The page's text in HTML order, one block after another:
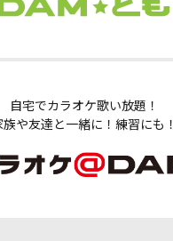
自宅でカラオケ歌い放題！
族や友達と一緒に！練習にも！